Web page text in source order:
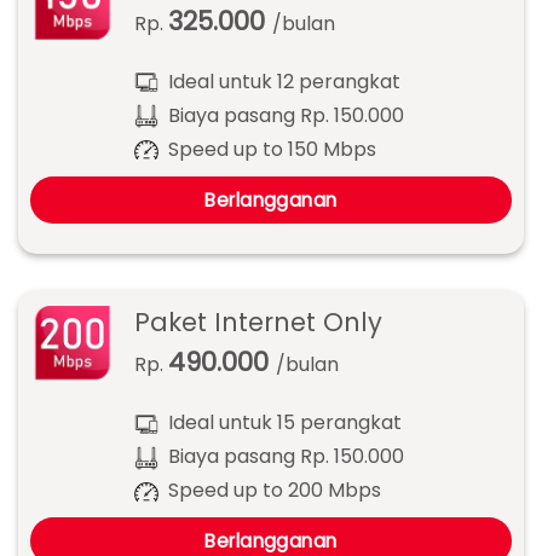
Rp. 325.000 /bulan
Ideal untuk 12 perangkat
Biaya pasang Rp. 150.000
Speed up to 150 Mbps
Berlangganan
Paket Internet Only
Rp. 490.000 /bulan
Ideal untuk 15 perangkat
Biaya pasang Rp. 150.000
Speed up to 200 Mbps
Berlangganan